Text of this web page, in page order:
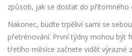
způsob, jak se dostat do přítomného
Nakonec, buďte trpěliví sami se
přetrénování. První týdny mohou být
třetího měsíce začnete vidět výrazné